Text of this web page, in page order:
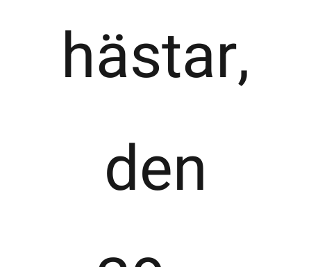
hästar,
den